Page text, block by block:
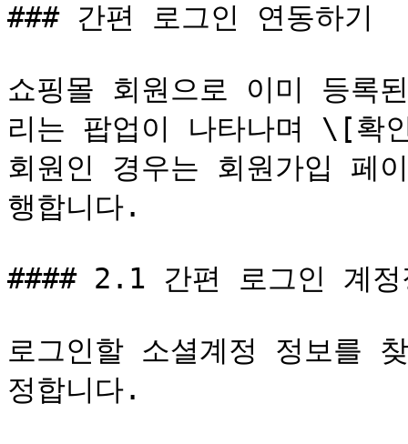
### 간편 로그인 연동하기
쇼핑몰 회원으로 이미 등록
리는 팝업이 나타나며 \[확
회원인 경우는 회원가입 페
행합니다.
#### 2.1 간편 로그인 계정
로그인할 소셜계정 정보를
정합니다.